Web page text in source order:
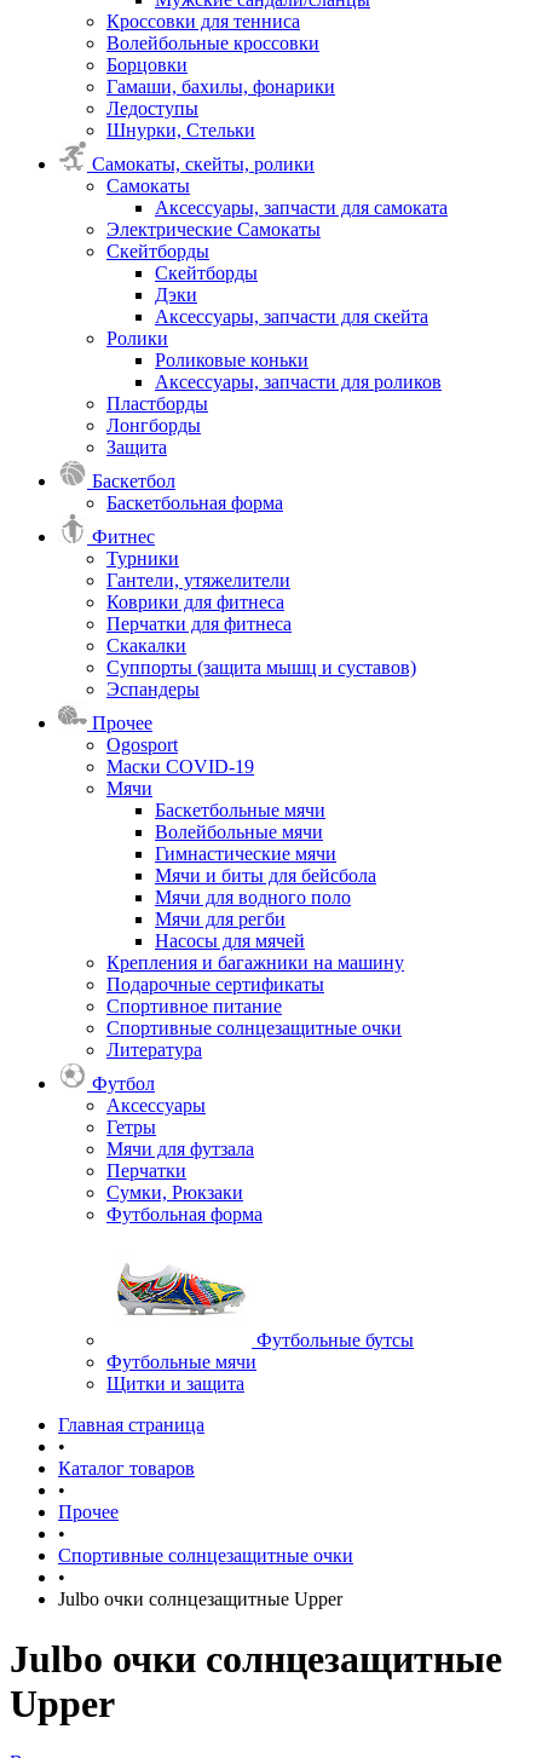
Кроссовки для тенниса
Волейбольные кроссовки
Борцовки
Гамаши, бахилы, фонарики
Ледоступы
Шнурки, Стельки
Самокаты, скейты, ролики
Самокаты
Аксессуары, запчасти для самоката
Электрические Самокаты
Скейтборды
Скейтборды
Дэки
Аксессуары, запчасти для скейта
Ролики
Роликовые коньки
Аксессуары, запчасти для роликов
Пластборды
Лонгборды
Защита
Баскетбол
Баскетбольная форма
Фитнес
Турники
Гантели, утяжелители
Коврики для фитнеса
Перчатки для фитнеса
Скакалки
Суппорты (защита мышц и суставов)
Эспандеры
Прочее
Ogosport
Маски COVID-19
Мячи
Баскетбольные мячи
Волейбольные мячи
Гимнастические мячи
Мячи и биты для бейсбола
Мячи для водного поло
Мячи для регби
Насосы для мячей
Крепления и багажники на машину
Подарочные сертификаты
Спортивное питание
Спортивные солнцезащитные очки
Литература
Футбол
Аксессуары
Гетры
Мячи для футзала
Перчатки
Сумки, Рюкзаки
Футбольная форма
Футбольные бутсы
Футбольные мячи
Щитки и защита
Главная страница
•
Каталог товаров
•
Прочее
•
Спортивные солнцезащитные очки
•
Julbo очки солнцезащитные Upper
Julbo очки солнцезащитные
Upper